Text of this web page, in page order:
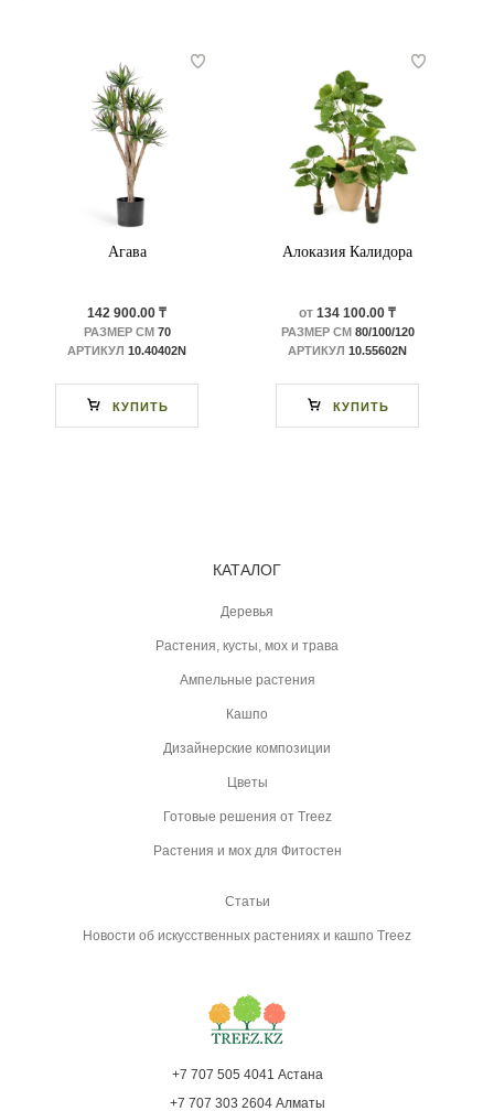
Агава
142 900.00 ₸
РАЗМЕР СМ70
АРТИКУЛ 10.40402N
КУПИТЬ
Алоказия Калидора
от 134 100.00 ₸
РАЗМЕР СМ80/100/120
АРТИКУЛ 10.55602N
КУПИТЬ
КАТАЛОГ
Деревья
Растения, кусты, мох и трава
Ампельные растения
Кашпо
Дизайнерские композиции
Цветы
Готовые решения от Treez
Растения и мох для Фитостен
Статьи
Новости об искусственных растениях и кашпо Treez
+7 707 505 4041 Астана
+7 707 303 2604 Алматы